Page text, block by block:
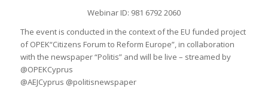
Webinar ID: 981 6792 2060
The event is conducted in the context of the EU funded project
of OPEK“Citizens Forum to Reform Europe”, in collaboration
with the newspaper “Politis” and will be live – streamed by
@OPEKCyprus
@AEJCyprus @politisnewspaper